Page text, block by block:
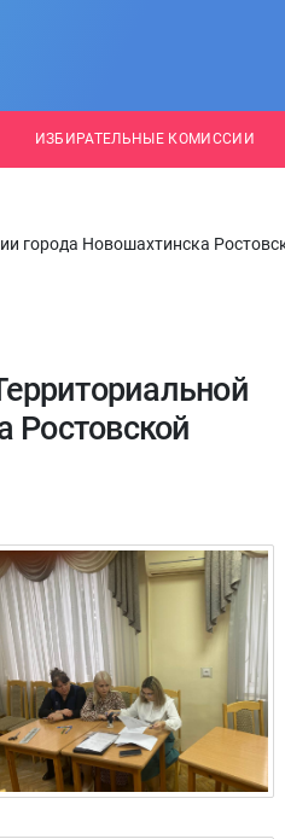
ИЗБИРАТЕЛЬНЫЕ КОМИССИИ
города Новошахтинска
Ростовской